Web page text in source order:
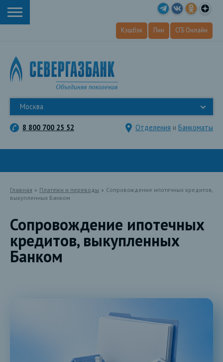
Кэшбэк Пин СГБ Онлайн
Москва
8 800 700 25 52 Отделения и Банкоматы
Главная » Платежи и переводы » Сопровождение ипотечных кредитов,
выкупленных Банком
Сопровождение ипотечных
кредитов, выкупленных
Банком